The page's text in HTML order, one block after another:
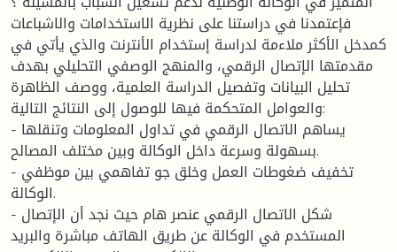
فإعتمدنا في دراستنا على نظرية الاستخدامات والاشباعات
كمدخل الأكثر ملاءمة لدراسة إستخدام الأنترنت والذي يأتي في
مقدمتها الإتصال الرقمي، والمنهج الوصفي التحليلي بهدف
تحليل البيانات وتفصيل الدراسة العلمية، ووصف الظاهرة
والعوامل المتحكمة فيها للوصول إلى النتائج التالية:
- يساهم الاتصال الرقمي في تداول المعلومات وتنقلها
بسهولة وسرعة داخل الوكالة وبين مختلف المصالح.
- تخفيف ضغوطات العمل وخلق جو تفاهمي بين موظفي
الوكالة.
- شكل الاتصال الرقمي عنصر هام حيث نجد أن الإتصال
المستخدم في الوكالة عن طريق الهاتف مباشرة والبريد